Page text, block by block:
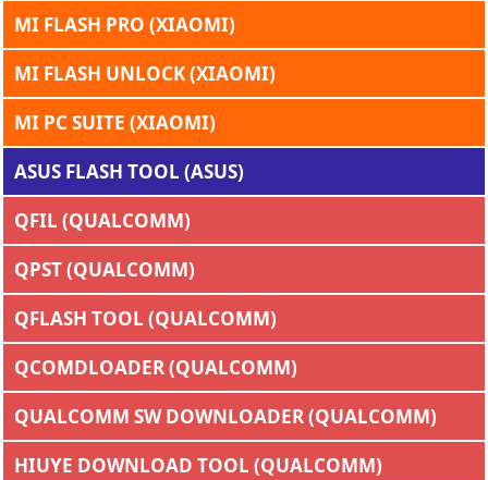
MI FLASH PRO (XIAOMI)
MI FLASH UNLOCK (XIAOMI)
MI PC SUITE (XIAOMI)
ASUS FLASH TOOL (ASUS)
QFIL (QUALCOMM)
QPST (QUALCOMM)
QFLASH TOOL (QUALCOMM)
QCOMDLOADER (QUALCOMM)
QUALCOMM SW DOWNLOADER (QUALCOMM)
HIUYE DOWNLOAD TOOL (QUALCOMM)